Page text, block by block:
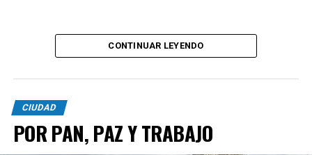
CONTINUAR LEYENDO
CIUDAD
POR PAN, PAZ Y TRABAJO